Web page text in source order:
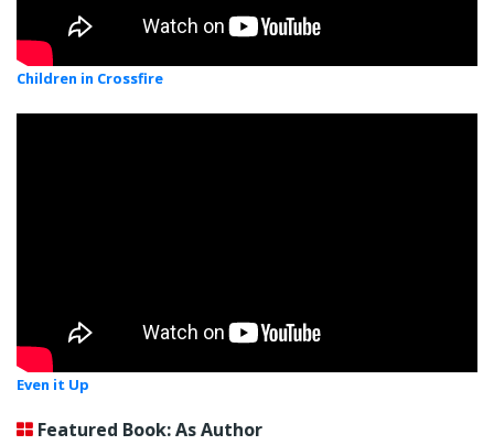
Children in Crossfire
Even it Up
Featured Book: As Author